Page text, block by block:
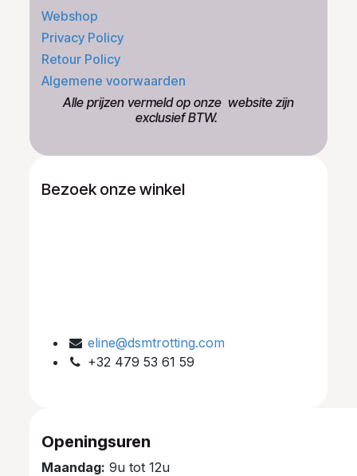
Webshop
Privacy Policy
Retour Policy
Algemene voorwaarden
​Alle prijzen vermeld op onze ​website zijn
exclusief BTW.
Bezoek onze winkel
eline@dsmtrotting.com
+32 479 53 61 59
Openingsuren
Maandag: 9u tot 12u